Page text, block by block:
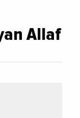
Allaf